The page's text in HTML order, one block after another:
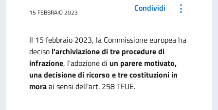
15 FEBBRAIO 2023 Condividi
Il 15 febbraio 2023, la Commissione europea ha
deciso l'archiviazione di tre proceduredi
infrazione, l'adozione di un parere motivato,
una decisione di ricorso e tre costituzioni in
moraai sensi dell'art. 258 TFUE.